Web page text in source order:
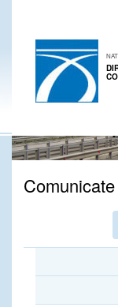
Comunicate